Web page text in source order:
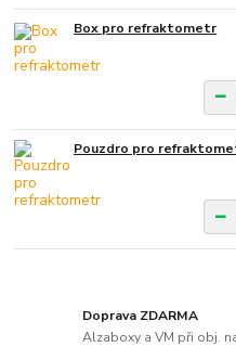
Box pro refraktometr
Pouzdro pro
Doprava ZDARMA
Alzaboxy a VM při obj.